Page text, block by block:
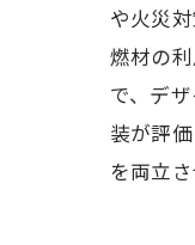
や火災
燃材の
で、デ
装が評
を両立